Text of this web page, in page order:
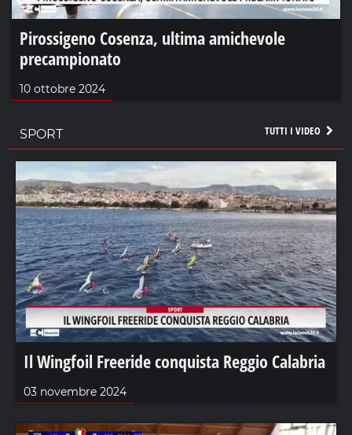
Pirossigeno Cosenza, ultima amichevole
precampionato
10 ottobre 2024
TUTTI I VIDEO
SPORT
Il Wingfoil Freeride conquista Reggio Calabria
03 novembre 2024